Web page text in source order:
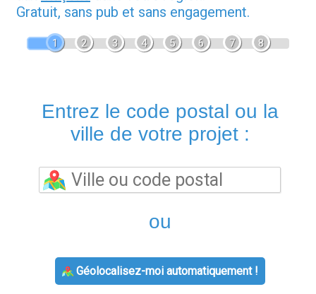
Gratuit, sans pub et sans engagement.
1 2 3 4 5 6 7 8
Entrez le code postal ou la
ville de votre projet :
ou
Géolocalisez-moi automatiquement !